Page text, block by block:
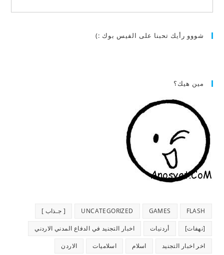
شووو رأيك تحبنا على الفيس بوك :)
مين هيك؟
FLASH
GAMES
UNCATEGORIZED [ جـذاب ]
[نهفات] أردنيات اخبار التجنيد في الدفاع المدني الاردني
اخر اخبار التجنيد اسلام اسلاميات الاردن